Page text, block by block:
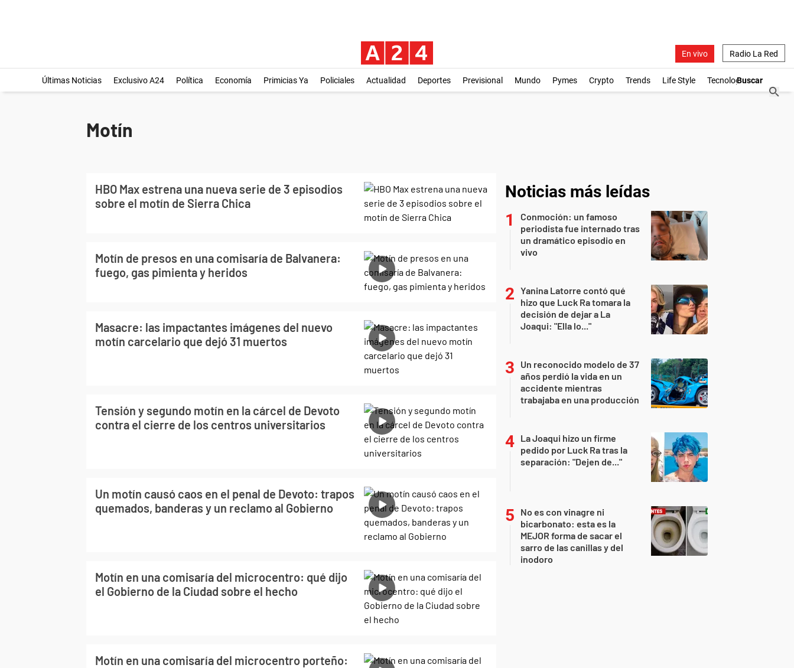
En vivo Radio La Red
Últimas Noticias Exclusivo A24 Política Economía Primicias Ya Policiales Actualidad Deportes Previsional Mundo Pymes Crypto Trends Life Style Tecnología
Motín
HBO Max estrena una nueva serie de 3 episodios
sobre el motín de Sierra Chica
Motín de presos en una comisaría de Balvanera:
fuego, gas pimienta y heridos
Masacre: las impactantes imágenes del nuevo
motín carcelario que dejó 31 muertos
Tensión y segundo motín en la cárcel de Devoto
contra el cierre de los centros universitarios
Un motín causó caos en el penal de Devoto: trapos
quemados, banderas y un reclamo al Gobierno
Motín en una comisaría del microcentro: qué dijo
el Gobierno de la Ciudad sobre el hecho
Motín en una comisaría del microcentro porteño:
Noticias más leídas
Conmoción: un famoso
periodista fue internado tras
un dramático episodio en
vivo
Yanina Latorre contó qué
hizo que Luck Ra tomara la
decisión de dejar a La
Joaqui: "Ella lo..."
Un reconocido modelo de 37
años perdió la vida en un
accidente mientras
trabajaba en una producción
La Joaqui hizo un firme
pedido por Luck Ra tras la
separación: "Dejen de..."
No es con vinagre ni
bicarbonato: esta es la
MEJOR forma de sacar el
sarro de las canillas y del
inodoro